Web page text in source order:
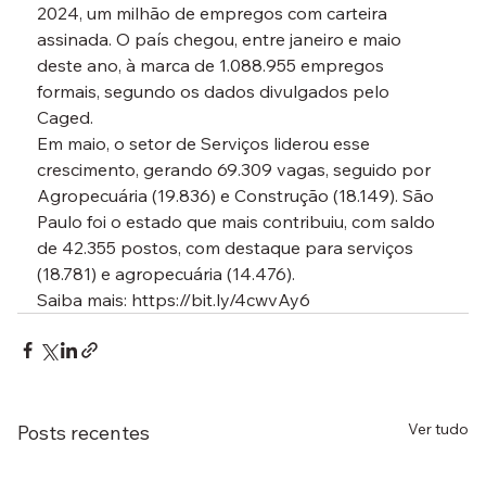
2024, um milhão de empregos com carteira
assinada. O país chegou, entre janeiro e maio
deste ano, à marca de 1.088.955 empregos
formais, segundo os dados divulgados pelo
Caged.
Em maio, o setor de Serviços liderou esse
crescimento, gerando 69.309 vagas, seguido por
Agropecuária (19.836) e Construção (18.149). São
Paulo foi o estado que mais contribuiu, com saldo
de 42.355 postos, com destaque para serviços
(18.781) e agropecuária (14.476).
Saiba mais: https://bit.ly/4cwvAy6
Posts recentes Ver tudo